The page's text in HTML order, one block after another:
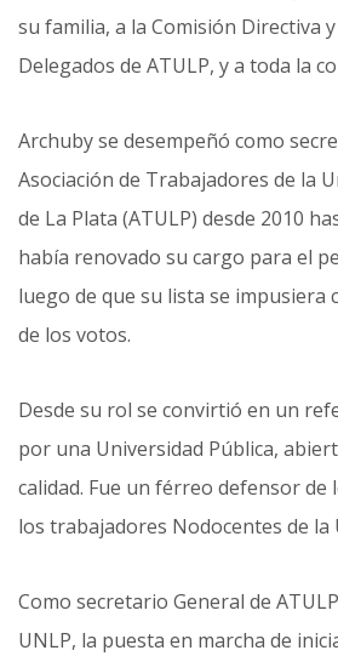
su familia, a la Comisión Directiva
Delegados de ATULP, y a toda la
Archuby se desempeñó como
Asociación de Trabajadores de la
de La Plata (ATULP) desde 2010
había renovado su cargo para el
luego de que su lista se impusiera
de los votos.
Desde su rol se convirtió en un
por una Universidad Pública,
calidad. Fue un férreo defensor de
los trabajadores Nodocentes de la
Como secretario General de
UNLP, la puesta en marcha de